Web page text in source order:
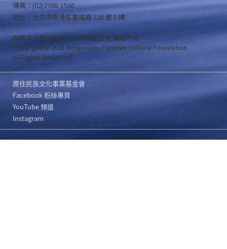
傳真：(02)2788-1500
地址：台北市南港區重陽路 120 號 5 樓
財團法人原住民族文化事業基金會 版權所有
Copyright © 2021 Indigenous Peoples Cultural Foundation
All Rights Reserved .
原住民族文化事業基金會
Facebook 粉絲專頁
YouTube 頻道
Instagram